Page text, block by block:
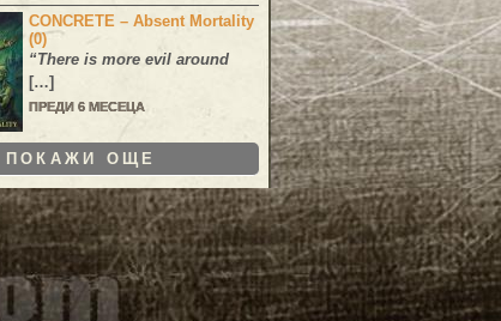
CONCRETE – Absent Mortality
(0)
“There is more evil around
[…]
ПРЕДИ 6 МЕСЕЦА
ПОКАЖИ ОЩЕ